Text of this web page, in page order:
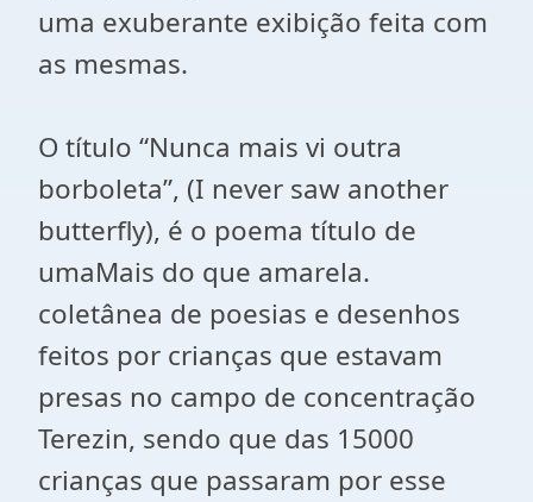
uma exuberante exibição feita com
as mesmas.
O título “Nunca mais vi outra
borboleta”, (I never saw another
butterfly), é o poema título de
umaMais do que amarela.
coletânea de poesias e desenhos
feitos por crianças que estavam
presas no campo de concentração
Terezin, sendo que das 15000
crianças que passaram por esse